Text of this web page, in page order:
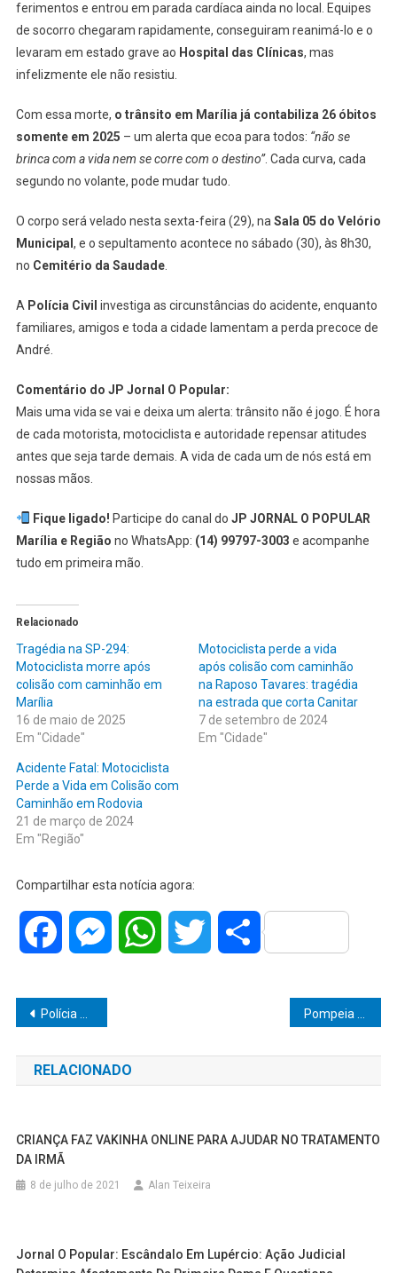
ferimentos e entrou em parada cardíaca ainda no local. Equipes
de socorro chegaram rapidamente, conseguiram reanimá-lo e o
levaram em estado grave ao Hospital das Clínicas, mas
infelizmente ele não resistiu.
Com essa morte, o trânsito em Marília já contabiliza 26 óbitos
somente em 2025 – um alerta que ecoa para todos: “não se
brinca com a vida nem se corre com o destino”. Cada curva, cada
segundo no volante, pode mudar tudo.
O corpo será velado nesta sexta-feira (29), na Sala 05 do Velório
Municipal , e o sepultamento acontece no sábado (30), às 8h30,
no Cemitério da Saudade.
A Polícia Civil investiga as circunstâncias do acidente, enquanto
familiares, amigos e toda a cidade lamentam a perda precoce de
André.
Comentário do JP Jornal O Popular:
Mais uma vida se vai e deixa um alerta: trânsito não é jogo. É hora
de cada motorista, motociclista e autoridade repensar atitudes
antes que seja tarde demais. A vida de cada um de nós está em
nossas mãos.
Fique ligado! Participe do canal do JP JORNAL O POPULAR
Marília e Região no WhatsApp: (14) 99797-3003 e acompanhe
tudo em primeira mão.
Relacionado
Tragédia na SP-294:
Motociclista morre após
colisão com caminhão em
Marília
16 de maio de 2025
Em "Cidade"
Motociclista perde a vida
após colisão com caminhão
na Raposo Tavares: tragédia
na estrada que corta Canitar
7 de setembro de 2024
Em "Cidade"
Acidente Fatal: Motociclista
Perde a Vida em Colisão com
Caminhão em Rodovia
21 de março de 2024
Em "Região"
Compartilhar esta notícia agora:
Facebook MessengerWhatsAppTwitter Share
Navegação
de
Post
Polícia Rodoviária intercepta carga irregular avaliada em R$ 35 mil na SP-294, em Marília
RELACIONADO
CRIANÇA FAZ VAKINHA ONLINE PARA AJUDAR NO TRATAMENTO
DA IRMÃ
8 de julho de 2021 Alan Teixeira
Jornal O Popular: Escândalo Em Lupércio: Ação Judicial